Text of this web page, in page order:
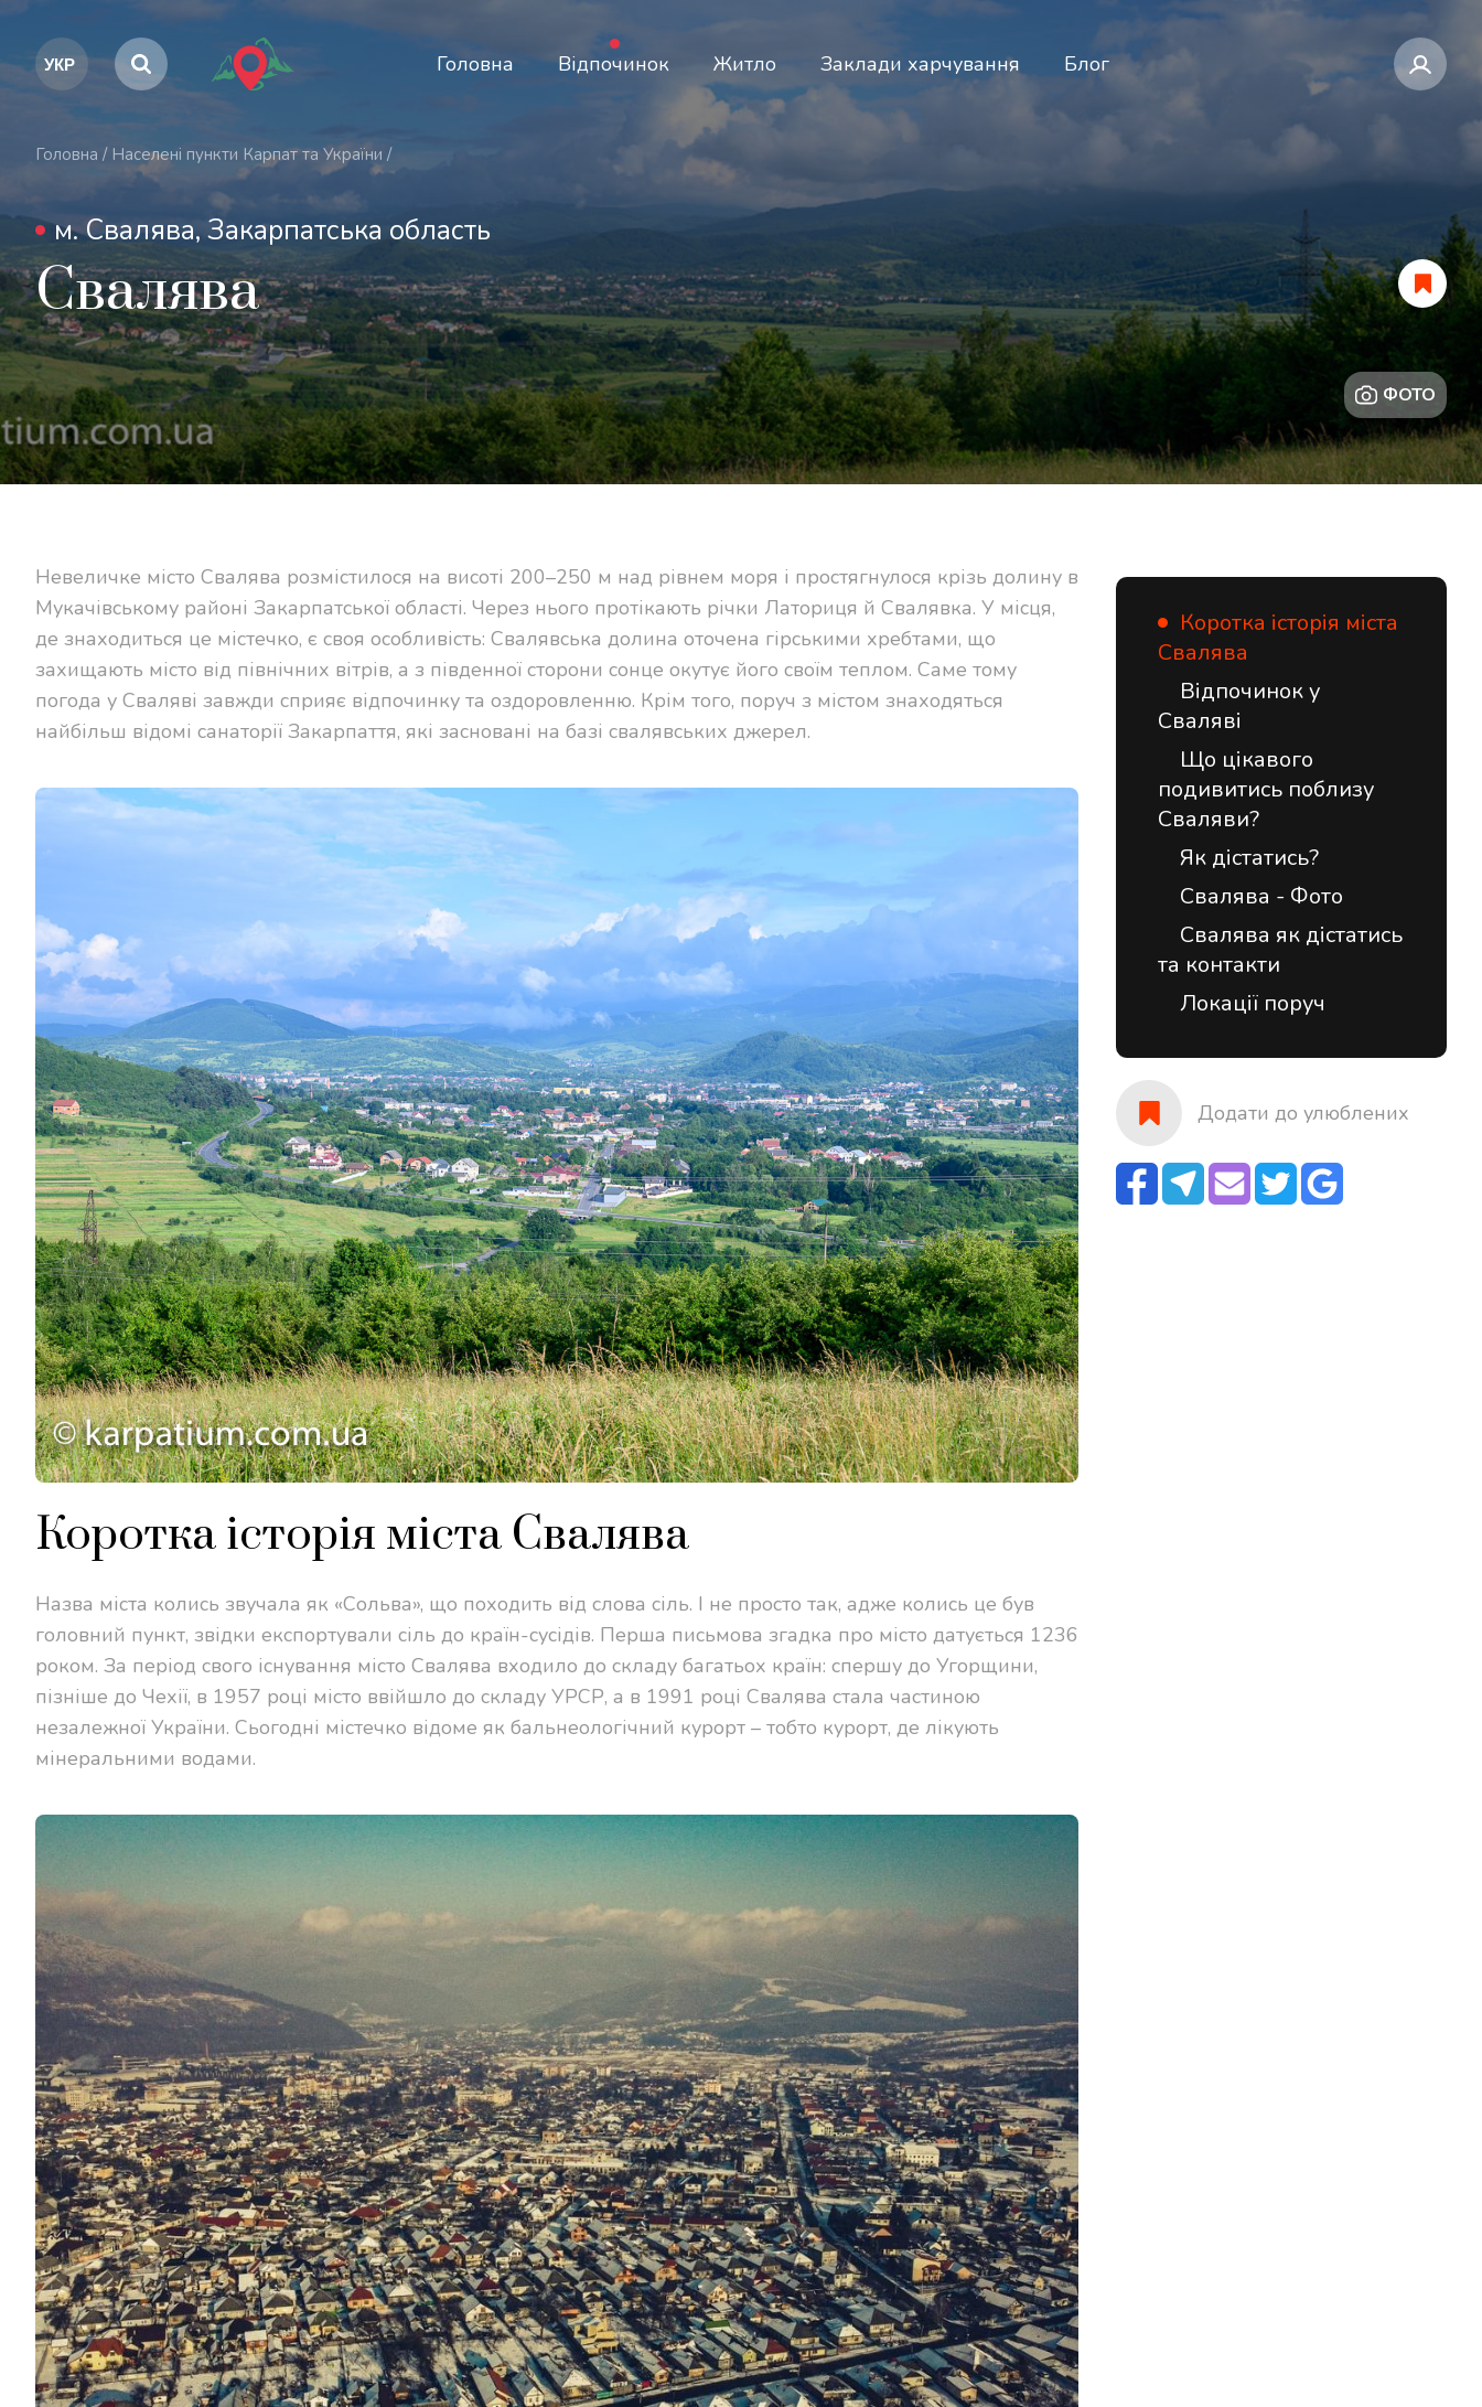
Головна Відпочинок Житло Заклади харчування Блог
Головна / Населені пункти Карпат та України /
м. Свалява, Закарпатська область
Свалява
ФОТО
Невеличке місто Свалява розмістилося на висоті 200–250 м над рівнем моря і простягнулося крізь долину в
Мукачівському районі Закарпатської області. Через нього протікають річки Латориця й Свалявка. У місця,
де знаходиться це містечко, є своя особливість: Свалявська долина оточена гірськими хребтами, що
захищають місто від північних вітрів, а з південної сторони сонце окутує його своїм теплом. Саме тому
погода у Сваляві завжди сприяє відпочинку та оздоровленню. Крім того, поруч з містом знаходяться
найбільш відомі санаторії Закарпаття, які засновані на базі свалявських джерел.
Коротка історія міста Свалява
Назва міста колись звучала як «Сольва», що походить від слова сіль. І не просто так, адже колись це був
головний пункт, звідки експортували сіль до країн-сусідів. Перша письмова згадка про місто датується 1236
роком. За період свого існування місто Свалява входило до складу багатьох країн: спершу до Угорщини,
пізніше до Чехії, в 1957 році місто ввійшло до складу УРСР, а в 1991 році Свалява стала частиною
незалежної України. Сьогодні містечко відоме як бальнеологічний курорт – тобто курорт, де лікують
мінеральними водами.
Коротка історія міста
Свалява
Відпочинок у
Сваляві
Що цікавого
подивитись поблизу
Сваляви?
Як дістатись?
Свалява - Фото
Свалява як дістатись
та контакти
Локації поруч
Додати до улюблених